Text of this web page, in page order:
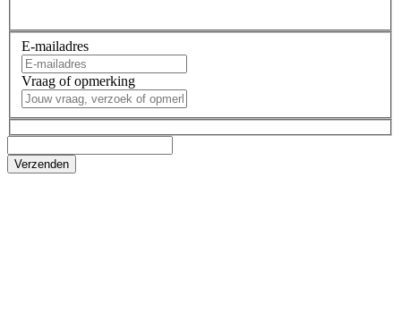
E-mailadres
Vraag of opmerking